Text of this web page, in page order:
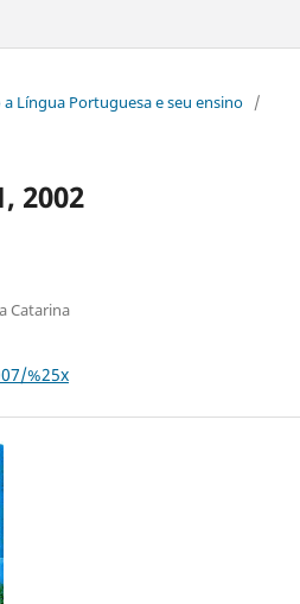
Língua Portuguesa e seu ensino /
2002
Catarina
%25x